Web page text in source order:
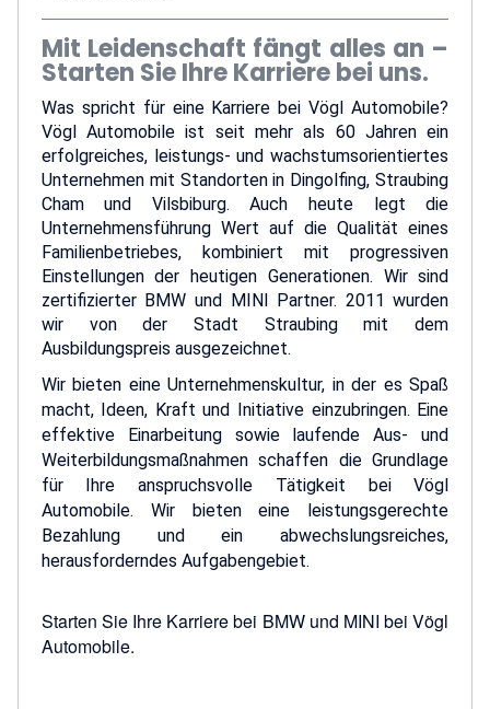
Mit Leidenschaft fängt alles an –
Starten Sie Ihre Karriere bei uns.
Was spricht für eine Karriere bei Vögl Automobile?
Vögl Automobile ist seit mehr als 60 Jahren ein
erfolgreiches, leistungs- und wachstumsorientiertes
Unternehmen mit Standorten in Dingolfing, Straubing
Cham und Vilsbiburg. Auch heute legt die
Unternehmensführung Wert auf die Qualität eines
Familienbetriebes, kombiniert mit progressiven
Einstellungen der heutigen Generationen. Wir sind
zertifizierter BMW und MINI Partner. 2011 wurden
wir von der Stadt Straubing mit dem
Ausbildungspreis ausgezeichnet.
Wir bieten eine Unternehmenskultur, in der es Spaß
macht, Ideen, Kraft und Initiative einzubringen. Eine
effektive Einarbeitung sowie laufende Aus- und
Weiterbildungsmaßnahmen schaffen die Grundlage
für Ihre anspruchsvolle Tätigkeit bei Vögl
Automobile. Wir bieten eine leistungsgerechte
Bezahlung und ein abwechslungsreiches,
herausforderndes Aufgabengebiet.
Starten Sie Ihre Karriere bei BMW und MINI bei Vögl
Automobile.